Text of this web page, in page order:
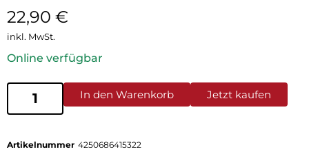
22,90 €
inkl. MwSt.
Online verfügbar
In den Warenkorb Jetzt kaufen
Artikelnummer 4250686415322